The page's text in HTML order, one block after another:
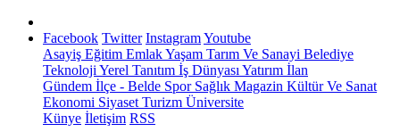
Facebook Twitter InstagramYoutube
Asayiş Eğitim EmlakYaşam Tarım Ve Sanayi Belediye
Teknoloji Yerel Tanıtım İş Dünyası Yatırım İlan
Gündem İlçe - Belde SporSağlık Magazin Kültür Ve Sanat
Ekonomi Siyaset Turizm Üniversite
Künye İletişim RSS